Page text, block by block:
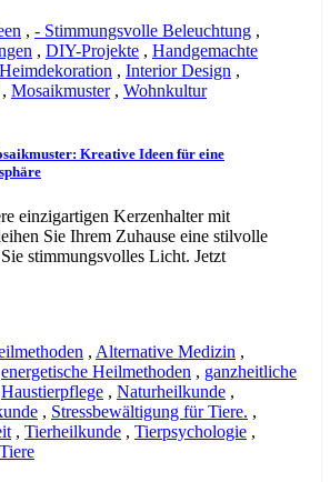
, - Stimmungsvolle Beleuchtung ,
, DIY-Projekte , Handgemachte
Heimdekoration , Interior Design ,
Mosaikmuster, Wohnkultur
Kreative Ideen für eine
einzigartigen Kerzenhalter mit
Sie Ihrem Zuhause eine stilvolle
stimmungsvolles Licht. Jetzt
, Alternative Medizin ,
energetische Heilmethoden , ganzheitliche
Haustierpflege , Naturheilkunde ,
, Stressbewältigung für Tiere. ,
, Tierheilkunde , Tierpsychologie ,